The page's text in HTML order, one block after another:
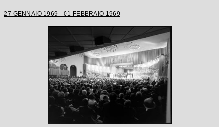
27 GENNAIO 1969 - 01 FEBBRAIO 1969